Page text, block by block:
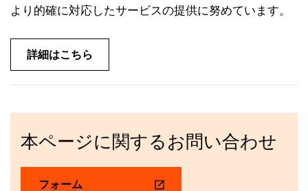
より的確に対応したサービスの提供に努めています。
詳細はこちら
本ページに関するお問い合わせ
フォーム